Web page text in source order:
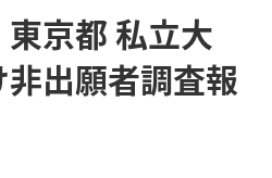
東京都 私立大
出願者調査報